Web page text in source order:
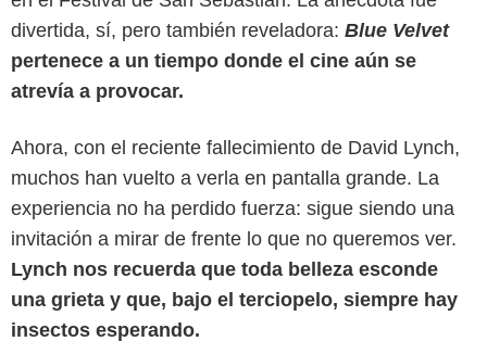
divertida, sí, pero también reveladora: Blue Velvet
pertenece a un tiempo donde el cine aún se
atrevía a provocar.
Ahora, con el reciente fallecimiento de David Lynch,
muchos han vuelto a verla en pantalla grande. La
experiencia no ha perdido fuerza: sigue siendo una
invitación a mirar de frente lo que no queremos ver.
Lynch nos recuerda que toda belleza esconde
una grieta y que, bajo el terciopelo, siempre hay
insectos esperando.